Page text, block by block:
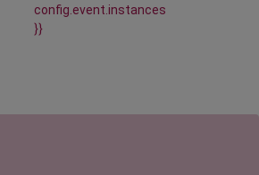
config.event.instances
}}